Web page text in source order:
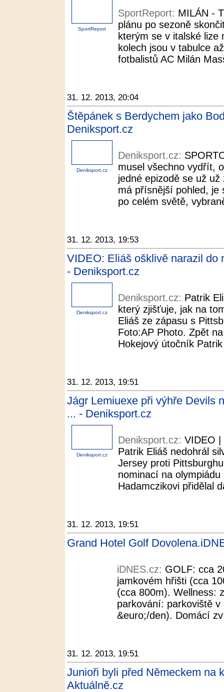
SportReport
SportReport: MILÁN -
plánu po sezoně
kterým se v italské lize
kolech jsou v tabulce
fotbalistů AC Milán
31. 12. 2013, 20:04
Štěpánek s Berdychem jako
Deniksport.cz
Deniksport.cz
Deniksport.cz:
musel všechno vydřít,
jedné epizodě se už
má přísnější pohled, je
po celém světě,
31. 12. 2013, 19:53
VIDEO: Eliáš ošklivě narazil do
- Deniksport.cz
Deniksport.cz
Deniksport.cz: Patrik
který zjišťuje, jak na
Eliáš ze zápasu s
Foto:AP Photo. Zpět
Hokejový útočník
31. 12. 2013, 19:51
Jágr Lemiuexe při výhře Devils
... - Deniksport.cz
Deniksport.cz
Deniksport.cz: VIDEO |
Patrik Eliáš nedohrál
Jersey proti
nominací na
Hadamczikovi přidělal
31. 12. 2013, 19:51
Grand Hotel Golf
iDNES.cz: GOLF: cca
jamkovém hřišti (cca
(cca 800m). Wellness:
parkování: parkoviště
&euro;/den). Domácí
31. 12. 2013, 19:51
Junioři byli před Německem na
Aktuálně.cz